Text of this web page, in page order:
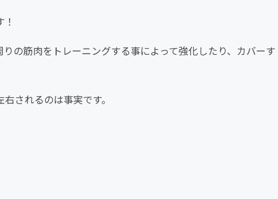
の筋肉をトレーニングする事によって強化したり、カバーす
されるのは事実です。